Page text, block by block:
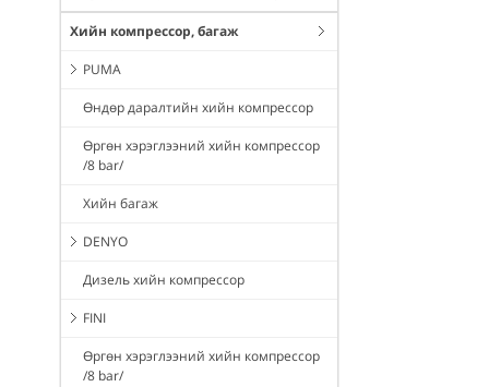
Хийн компрессор, багаж
PUMA
Өндөр даралтийн хийн компрессор
Өргөн хэрэглээний хийн компрессор
/8 bar/
Хийн багаж
DENYO
Дизель хийн компрессор
FINI
Өргөн хэрэглээний хийн компрессор
/8 bar/